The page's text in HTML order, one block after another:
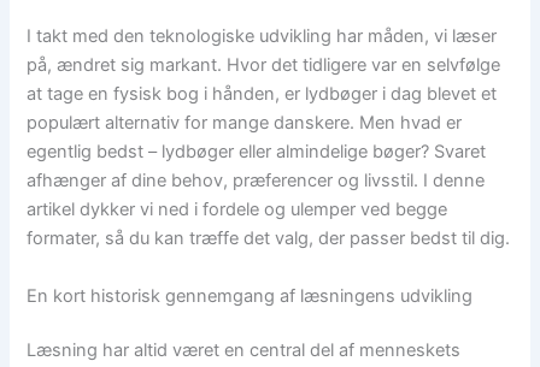
I takt med den teknologiske udvikling har måden, vi læser
på, ændret sig markant. Hvor det tidligere var en selvfølge
at tage en fysisk bog i hånden, er lydbøger i dag blevet et
populært alternativ for mange danskere. Men hvad er
egentlig bedst – lydbøger eller almindelige bøger? Svaret
afhænger af dine behov, præferencer og livsstil. I denne
artikel dykker vi ned i fordele og ulemper ved begge
formater, så du kan træffe det valg, der passer bedst til dig.
En kort historisk gennemgang af læsningens udvikling
Læsning har altid været en central del af menneskets